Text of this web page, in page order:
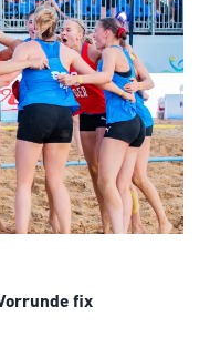
fix